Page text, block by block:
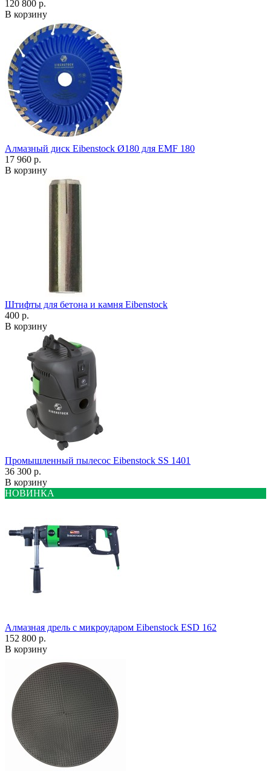
120 800 р.
В корзину
Алмазный диск Eibenstock Ø180 для EMF 180
17 960 р.
В корзину
Штифты для бетона и камня Eibenstock
400 р.
В корзину
Промышленный пылесос Eibenstock SS 1401
36 300 р.
В корзину
НОВИНКА
Алмазная дрель с микроударом Eibenstock ESD 162
152 800 р.
В корзину